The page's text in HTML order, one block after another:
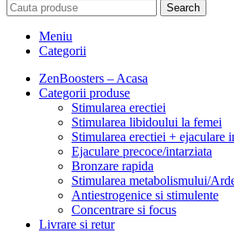
Search
Meniu
Categorii
ZenBoosters – Acasa
Categorii produse
Stimularea erectiei
Stimularea libidoului la femei
Stimularea erectiei + ejaculare
Ejaculare precoce/intarziata
Bronzare rapida
Stimularea metabolismului/
Antiestrogenice si stimulente
Concentrare si focus
Livrare si retur